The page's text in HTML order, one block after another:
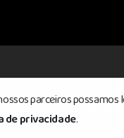
parceiros
de privacidade.
© Todos os